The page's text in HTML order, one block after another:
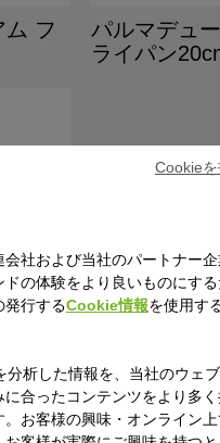
ム フ
パルマデュ
ライパン
ム フ
会社および当社のパートナー
ドの体験をより良いものにす
発行するCookie情報を使用す
分析した情報を、当社のウェ
に合ったコンテンツをより多
。お客様の興味・オンライン
Cookie